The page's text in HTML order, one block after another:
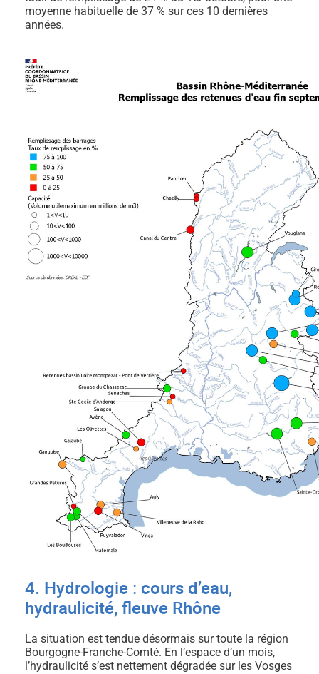
moyenne habituelle de 37 % sur ces 10 dernières
années.
4. Hydrologie : cours d’eau,
hydraulicité, fleuve Rhône
La situation est tendue désormais sur toute la région
Bourgogne-Franche-Comté. En l’espace d’un mois,
l’hydraulicité s’est nettement dégradée sur les Vosges